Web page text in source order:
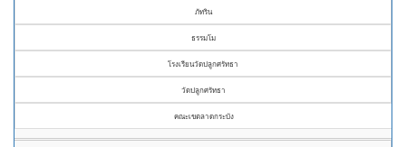
ภัทริน
ธรรมโม
โรงเรียนวัดปลูกศรัทธา
วัดปลูกศรัทธา
คณะเขตลาดกระบัง